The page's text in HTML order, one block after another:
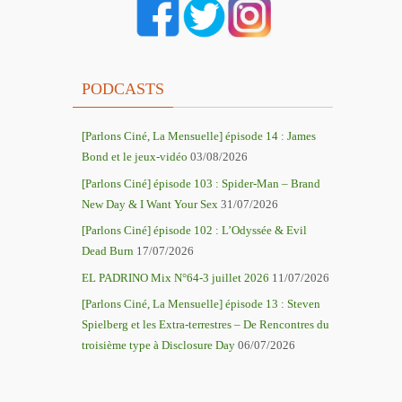
PODCASTS
[Parlons Ciné, La Mensuelle] épisode 14 : James
Bond et le jeux-vidéo 03/08/2026
[Parlons Ciné] épisode 103 : Spider-Man – Brand
New Day & I Want Your Sex 31/07/2026
[Parlons Ciné] épisode 102 : L’Odyssée & Evil
Dead Burn 17/07/2026
EL PADRINO Mix N°64-3 juillet 2026 11/07/2026
[Parlons Ciné, La Mensuelle] épisode 13 : Steven
Spielberg et les Extra-terrestres – De Rencontres du
troisième type à Disclosure Day 06/07/2026